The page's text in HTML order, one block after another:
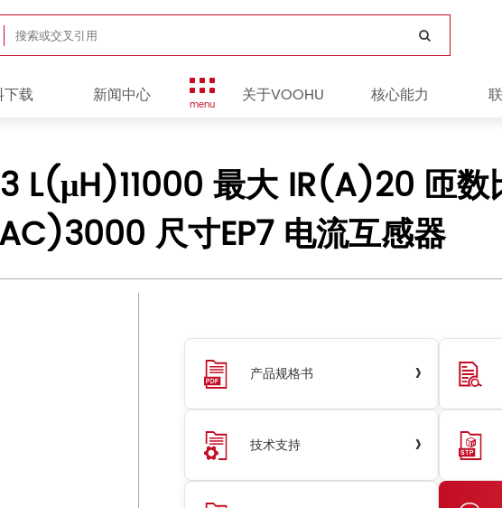
下载 新闻中心 menu 关于VOOHU 核心能力
L(μH)11000 最大 IR(A)20 匝数
尺寸EP7 电流互感器
产品规格书 ›
技术支持 ›